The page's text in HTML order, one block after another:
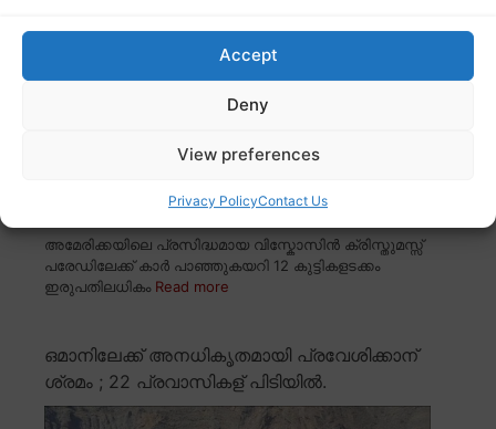
Accept
Deny
View preferences
Privacy PolicyContact Us
അമേരിക്കയിലെ പ്രസിദ്ധമായ വിസ്കോസിൻ ക്രിസ്തുമസ്സ്
പരേഡിലേക്ക് കാർ പാഞ്ഞുകയറി 12 കുട്ടികളടക്കം
ഇരുപതിലധികം Read more
ഒമാനിലേക്ക് അനധികൃതമായി പ്രവേശിക്കാന്
ശ്രമം ; 22 പ്രവാസികള് പിടിയിൽ.